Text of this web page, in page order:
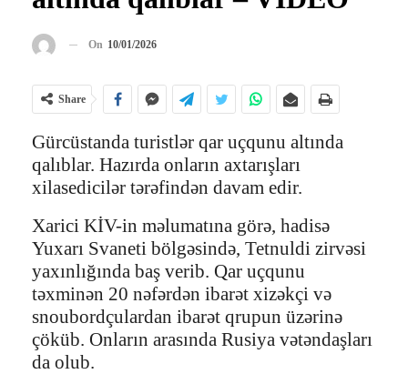
On 10/01/2026
Share
Gürcüstanda turistlər qar uçqunu altında
qalıblar. Hazırda onların axtarışları
xilasedicilər tərəfindən davam edir.
Xarici KİV-in məlumatına görə, hadisə
Yuxarı Svaneti bölgəsində, Tetnuldi zirvəsi
yaxınlığında baş verib. Qar uçqunu
təxminən 20 nəfərdən ibarət xizəkçi və
snoubordçulardan ibarət qrupun üzərinə
çöküb. Onların arasında Rusiya vətəndaşları
da olub.